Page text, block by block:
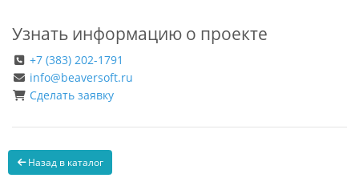
Узнать информацию о проекте
+7 (383) 202-1791
info@beaversoft.ru
Сделать заявку
Назад в каталог